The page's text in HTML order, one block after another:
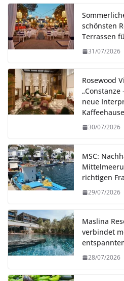
schönsten
Terrassen
31/07/2026
Rosewood
„Constanze
neue
30/07/2026
MSC:
richtigen
29/07/2026
Maslina
verbindet
28/07/2026